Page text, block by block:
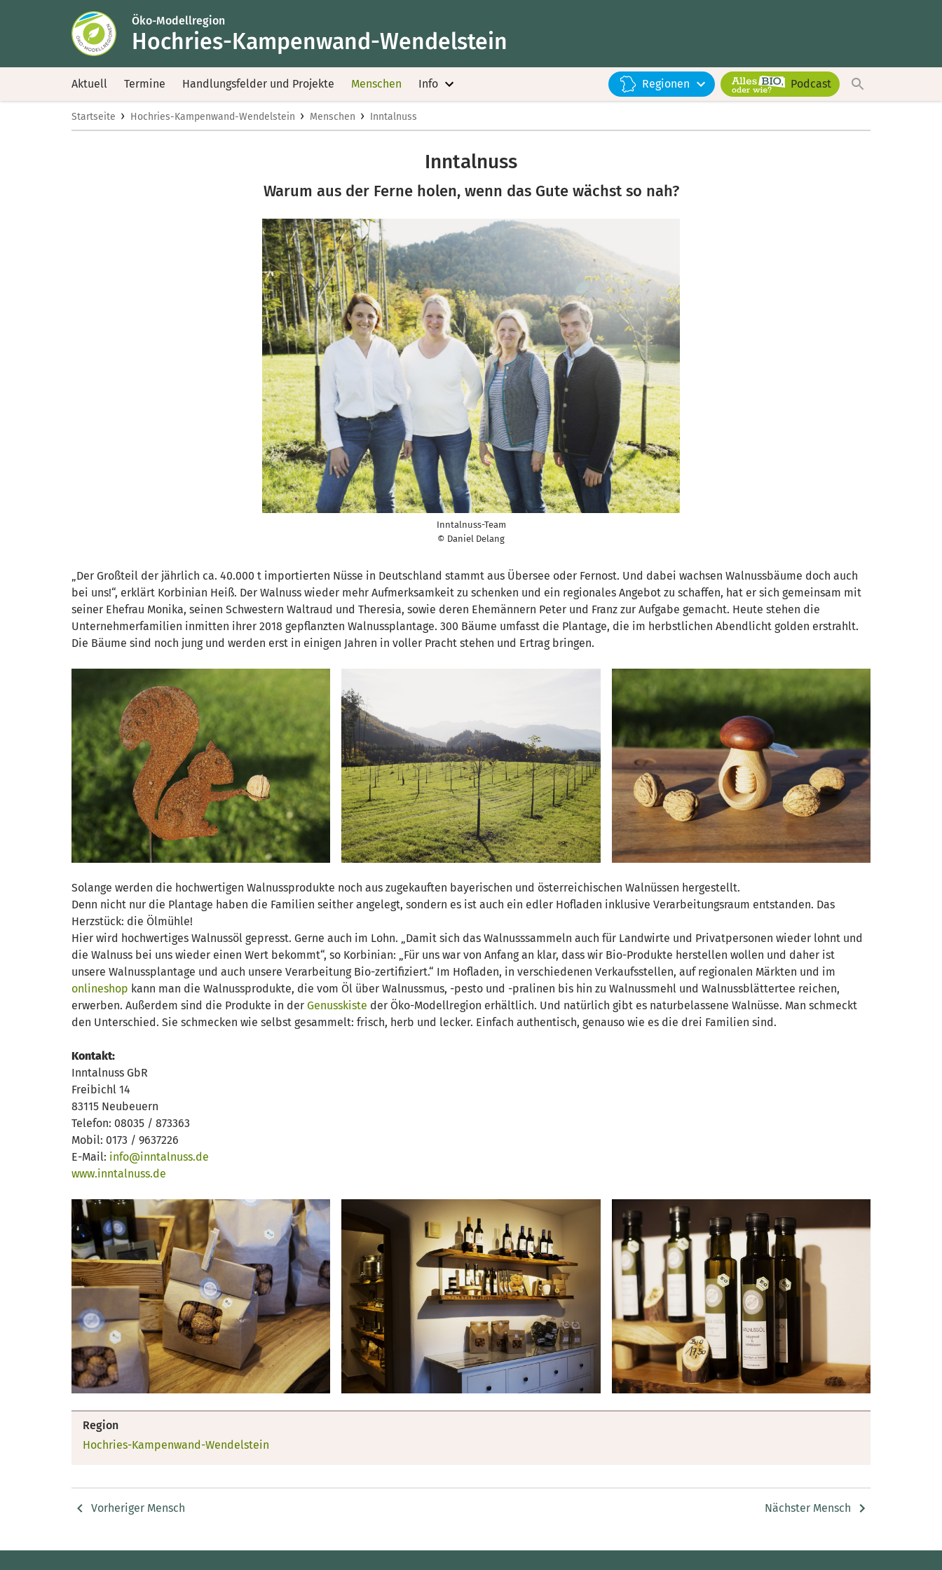
Öko-Modellregion
Hochries-Kampenwand-Wendelstein
Aktuell Termine Handlungsfelder und Projekte Menschen Info Regionen Podcast
Startseite › Hochries-Kampenwand-Wendelstein › Menschen › Inntalnuss
Inntalnuss
Warum aus der Ferne holen, wenn das Gute wächst so nah?
Inntalnuss-Team
© Daniel Delang
„Der Großteil der jährlich ca. 40.000 t importierten Nüsse in Deutschland stammt aus Übersee oder Fernost. Und dabei wachsen Walnussbäume doch auch
bei uns!“, erklärt Korbinian Heiß. Der Walnuss wieder mehr Aufmerksamkeit zu schenken und ein regionales Angebot zu schaffen, hat er sich gemeinsam mit
seiner Ehefrau Monika, seinen Schwestern Waltraud und Theresia, sowie deren Ehemännern Peter und Franz zur Aufgabe gemacht. Heute stehen die
Unternehmerfamilien inmitten ihrer 2018 gepflanzten Walnussplantage. 300 Bäume umfasst die Plantage, die im herbstlichen Abendlicht golden erstrahlt.
Die Bäume sind noch jung und werden erst in einigen Jahren in voller Pracht stehen und Ertrag bringen.
Solange werden die hochwertigen Walnussprodukte noch aus zugekauften bayerischen und österreichischen Walnüssen hergestellt.
Denn nicht nur die Plantage haben die Familien seither angelegt, sondern es ist auch ein edler Hofladen inklusive Verarbeitungsraum entstanden. Das
Herzstück: die Ölmühle!
Hier wird hochwertiges Walnussöl gepresst. Gerne auch im Lohn. „Damit sich das Walnusssammeln auch für Landwirte und Privatpersonen wieder lohnt und
die Walnuss bei uns wieder einen Wert bekommt“, so Korbinian: „Für uns war von Anfang an klar, dass wir Bio-Produkte herstellen wollen und daher ist
unsere Walnussplantage und auch unsere Verarbeitung Bio-zertifiziert.“ Im Hofladen, in verschiedenen Verkaufsstellen, auf regionalen Märkten und im
onlineshop kann man die Walnussprodukte, die vom Öl über Walnussmus, -pesto und -pralinen bis hin zu Walnussmehl und Walnussblättertee reichen,
erwerben. Außerdem sind die Produkte in der Genusskiste der Öko-Modellregion erhältlich. Und natürlich gibt es naturbelassene Walnüsse. Man schmeckt
den Unterschied. Sie schmecken wie selbst gesammelt: frisch, herb und lecker. Einfach authentisch, genauso wie es die drei Familien sind.
Kontakt:
Inntalnuss GbR
Freibichl 14
83115 Neubeuern
Telefon: 08035 / 873363
Mobil: 0173 / 9637226
E-Mail: info@inntalnuss.de
www.inntalnuss.de
Region
Hochries-Kampenwand-Wendelstein
Vorheriger Mensch Nächster Mensch